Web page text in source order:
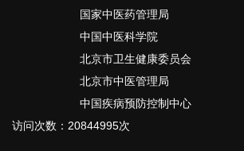
国家中医药管理局
中国中医科学院
北京市卫生健康委员会
北京市中医管理局
中国疾病预防控制中心
访问次数：20844995次